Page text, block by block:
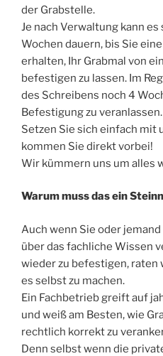
der Grabstelle.
Je nach Verwaltung kann es
Wochen dauern, bis Sie
erhalten, Ihr Grabmal von
befestigen zu lassen. Im
des Schreibens noch 4
Befestigung zu veranlassen.
Setzen Sie sich einfach mit
kommen Sie direkt vorbei!
Wir kümmern uns um alles
Warum muss das ein
Auch wenn Sie oder
über das fachliche Wissen
wieder zu befestigen, raten
es selbst zu machen.
Ein Fachbetrieb greift auf
und weiß am Besten, wie
rechtlich korrekt zu
Denn selbst wenn die